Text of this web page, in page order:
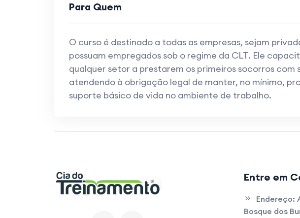
Para Quem
O curso é destinado a todas as empresas, sejam
possuam empregados sob o regime da CLT. Ele
qualquer setor a prestarem os primeiros socorros com
atendendo à obrigação legal de manter, no mínimo,
suporte básico de vida no ambiente de trabalho.
Entre em
Endereço:
Bosque dos